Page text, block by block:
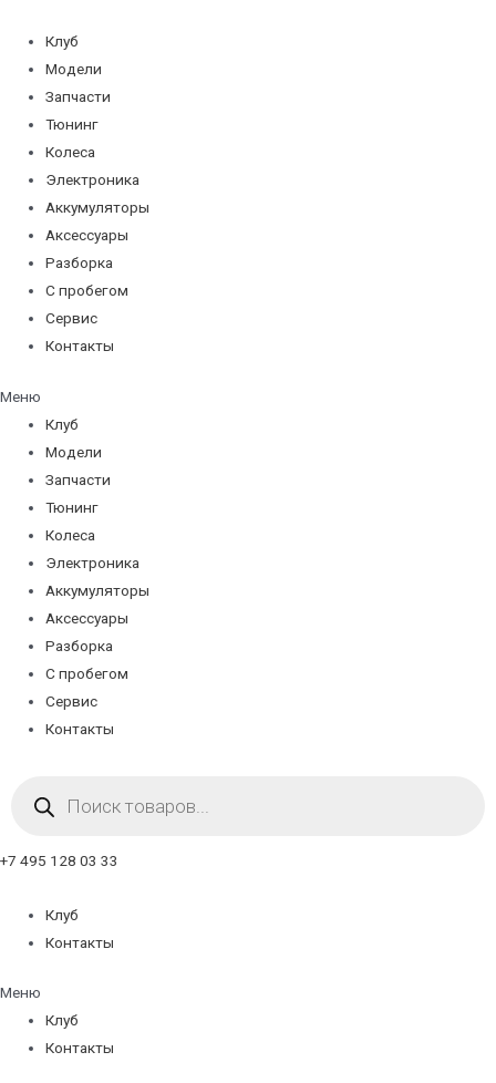
содержимому
Клуб
Модели
Запчасти
Тюнинг
Колеса
Электроника
Аккумуляторы
Аксессуары
Разборка
С пробегом
Сервис
Контакты
Меню
Клуб
Модели
Запчасти
Тюнинг
Колеса
Электроника
Аккумуляторы
Аксессуары
Разборка
С пробегом
Сервис
Контакты
товаров
+7 495 128 03 33
Клуб
Контакты
Меню
Клуб
Контакты